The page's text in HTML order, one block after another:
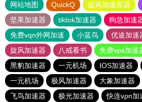
网站地图 QuickQ 旋风加速度器
坚果加速器
tiktok加速器
狗急加速
免费vqn外网加速
小蓝鸟 优途加速
旋风加速器
八戒看书
免费vps加速
黑豹加速器
一元机场 IOS加速器
一元机场
极风加速器 大象加速器
飞鸟加速器
极光加速器 快连vρn加